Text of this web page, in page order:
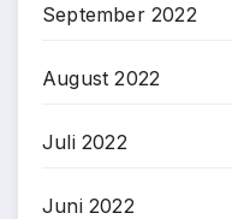
September 2022
August 2022
Juli 2022
Juni 2022